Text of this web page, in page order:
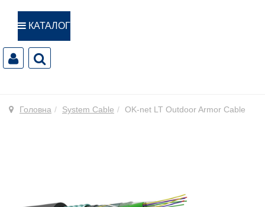
КАТАЛОГ
Головна System Cable OK-net LT Outdoor Armor Cable